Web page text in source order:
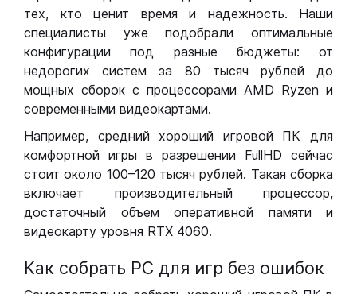
тех, кто ценит время и надежность. Наши
специалисты уже подобрали оптимальные
конфигурации под разные бюджеты: от
недорогих систем за 80 тысяч рублей до
мощных сборок с процессорами AMD Ryzen и
современными видеокартами.
Например, средний хороший игровой ПК для
комфортной игры в разрешении FullHD сейчас
стоит около 100–120 тысяч рублей. Такая сборка
включает производительный процессор,
достаточный объем оперативной памяти и
видеокарту уровня RTX 4060.
Как собрать РС для игр без ошибок